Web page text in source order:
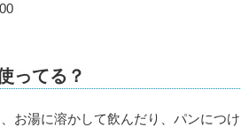
ってる？
お湯に溶かして飲んだり、パンにつ